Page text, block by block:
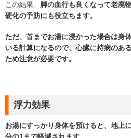
この結果、 脚の血行も良くなって老廃
硬化の予防にも役立ちます。
ただ、首までお湯に浸かった場合は身
いる計算になるので、心臓に持病のあ
ため注意が必要です。
浮力効果
お湯にすっかり身体を預けると、地上